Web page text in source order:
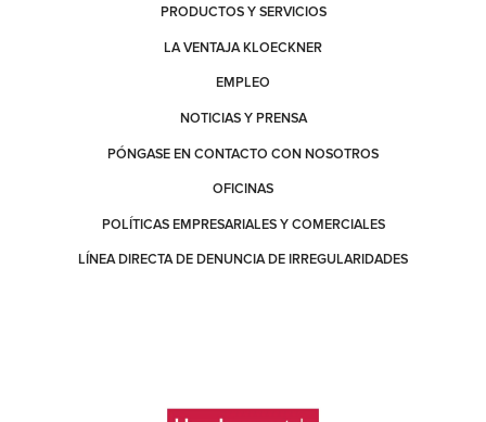
PRODUCTOS Y SERVICIOS
LA VENTAJA KLOECKNER
EMPLEO
NOTICIAS Y PRENSA
PÓNGASE EN CONTACTO CON NOSOTROS
OFICINAS
POLÍTICAS EMPRESARIALES Y COMERCIALES
LÍNEA DIRECTA DE DENUNCIA DE IRREGULARIDADES